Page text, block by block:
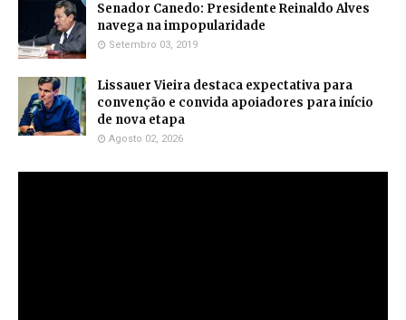
Senador Canedo: Presidente Reinaldo Alves
navega na impopularidade
Setembro 03, 2019
Lissauer Vieira destaca expectativa para
convenção e convida apoiadores para início
de nova etapa
Agosto 02, 2026